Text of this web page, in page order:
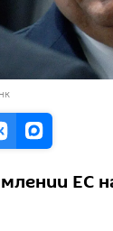
ЕС